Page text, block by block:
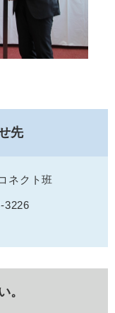
先
ネクト班
3226
。